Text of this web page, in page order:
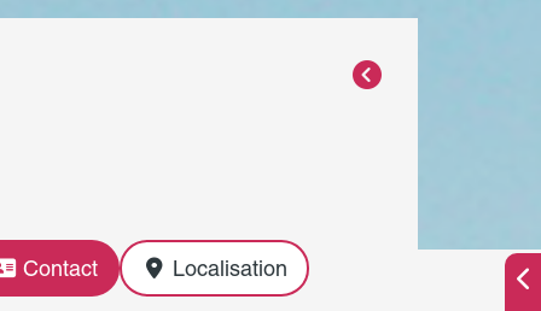
Contact Localisation